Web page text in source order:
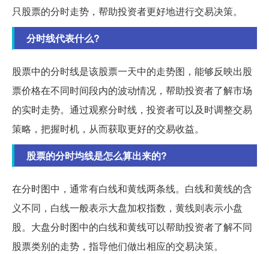
只股票的分时走势，帮助投资者更好地进行交易决策。
分时线代表什么?
股票中的分时线是该股票一天中的走势图，能够反映出股
票价格在不同时间段内的波动情况，帮助投资者了解市场
的实时走势。通过观察分时线，投资者可以及时调整交易
策略，把握时机，从而获取更好的交易收益。
股票的分时均线是怎么算出来的?
在分时图中，通常有白线和黄线两条线。白线和黄线的含
义不同，白线一般表示大盘加权指数，黄线则表示小盘
股。大盘分时图中的白线和黄线可以帮助投资者了解不同
股票类别的走势，指导他们做出相应的交易决策。